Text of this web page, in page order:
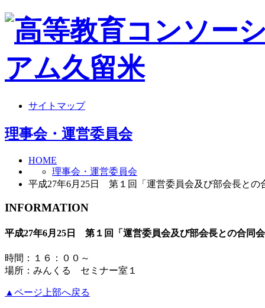
サイトマップ
理事会・運営委員会
HOME
理事会・運営委員会
平成27年6月25日 第１回「運営委員会及び部会長との
INFORMATION
平成27年6月25日 第１回「運営委員会及び部会長との合同
時間：１６：００～
場所：みんくる セミナー室１
▲ページ上部へ戻る